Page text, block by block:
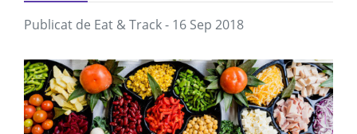
Publicat de Eat & Track- 16 Sep 2018